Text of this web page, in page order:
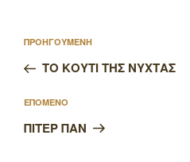
άρθρων
Προηγούμενο
άρθρο
ΠΡΟΗΓΟΥΜΕΝΗ
ΤΟ ΚΟΥΤΙ ΤΗΣ ΝΥΧΤΑΣ
Επόμενο
άρθρο
ΕΠΟΜΕΝΟ
ΠΙΤΕΡ ΠΑΝ